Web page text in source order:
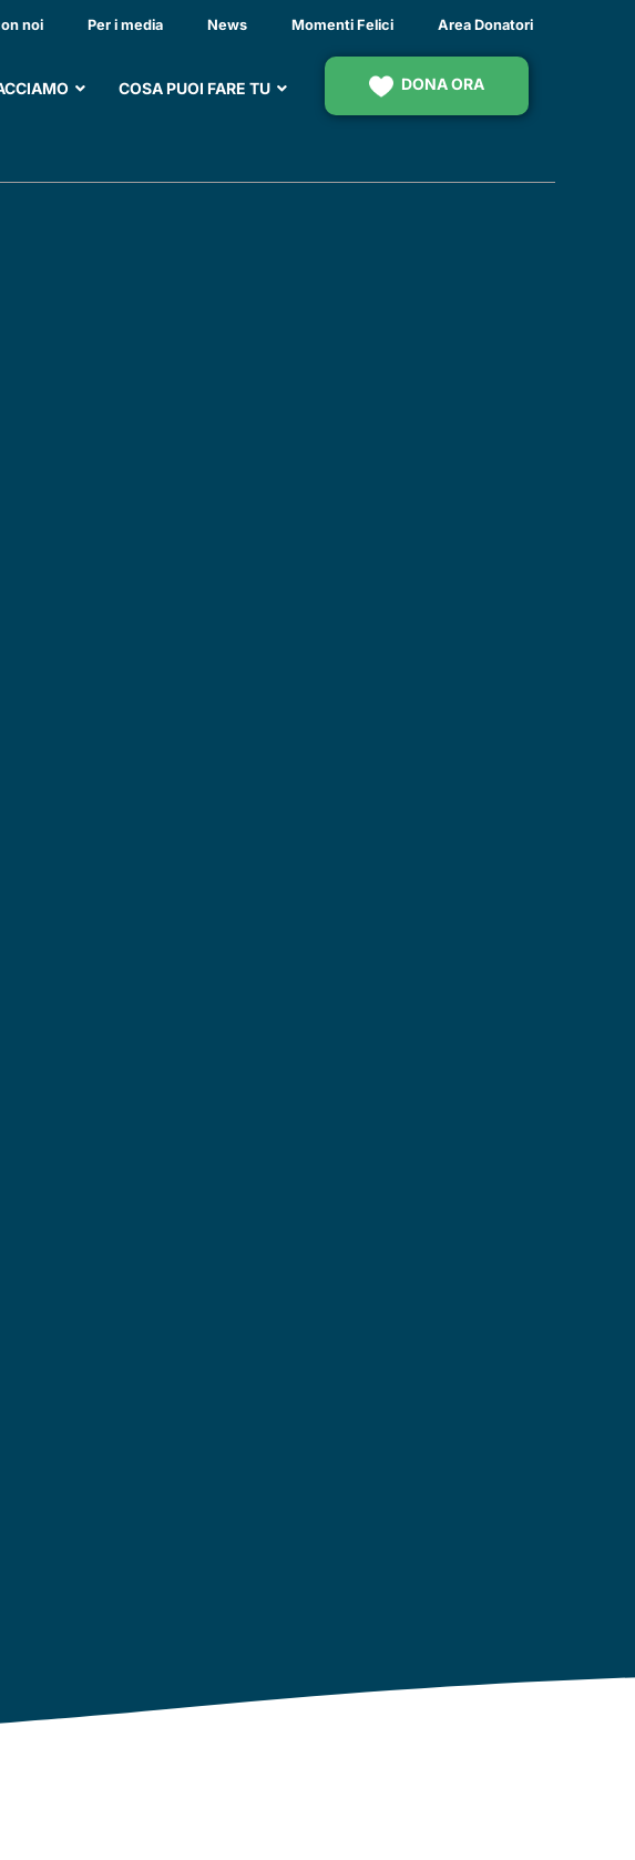
noi Per i media News Momenti Felici Area Donatori
COSA PUOI FARE TU DONA ORA